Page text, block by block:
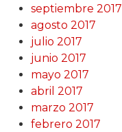
septiembre 2017
agosto 2017
julio 2017
junio 2017
mayo 2017
abril 2017
marzo 2017
febrero 2017